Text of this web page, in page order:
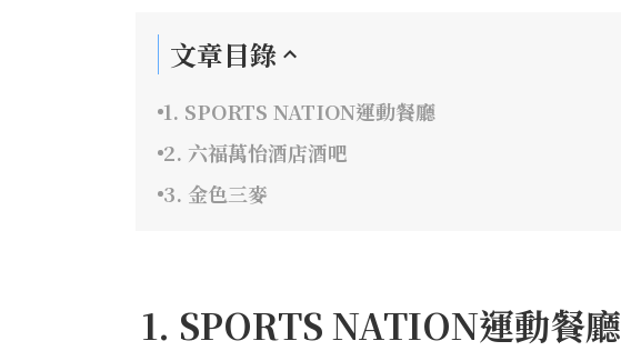
文章目錄
1. SPORTS NATION運動餐廳
2. 六福萬怡酒店酒吧
3. 金色三麥
1. SPORTS NATION運動餐廳